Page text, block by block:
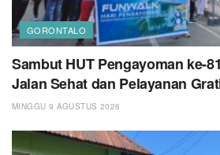
GORONTALO
Sambut HUT Pengayoman ke-
Jalan Sehat dan Pelayanan
MINGGU 9 AGUSTUS 2026